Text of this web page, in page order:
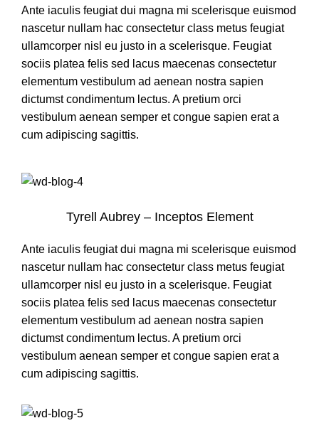
Ante iaculis feugiat dui magna mi scelerisque euismod
nascetur nullam hac consectetur class metus feugiat
ullamcorper nisl eu justo in a scelerisque. Feugiat
sociis platea felis sed lacus maecenas consectetur
elementum vestibulum ad aenean nostra sapien
dictumst condimentum lectus. A pretium orci
vestibulum aenean semper et congue sapien erat a
cum adipiscing sagittis.
Tyrell Aubrey – Inceptos Element
Ante iaculis feugiat dui magna mi scelerisque euismod
nascetur nullam hac consectetur class metus feugiat
ullamcorper nisl eu justo in a scelerisque. Feugiat
sociis platea felis sed lacus maecenas consectetur
elementum vestibulum ad aenean nostra sapien
dictumst condimentum lectus. A pretium orci
vestibulum aenean semper et congue sapien erat a
cum adipiscing sagittis.